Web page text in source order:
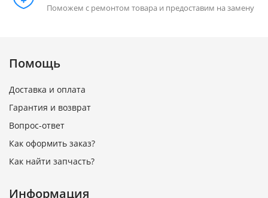
Поможем с ремонтом товара и предоставим на замену
Помощь
Доставка и оплата
Гарантия и возврат
Вопрос-ответ
Как оформить заказ?
Как найти запчасть?
Информация